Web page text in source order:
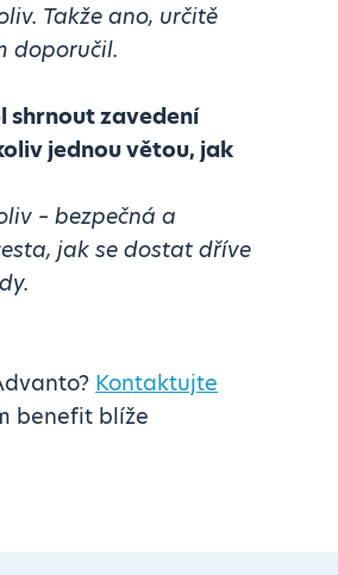
Takže ano, určitě
doporučil.
shrnout zavedení
jednou větou, jak
– bezpečná a
jak se dostat dříve
Kontaktujte
benefit blíže